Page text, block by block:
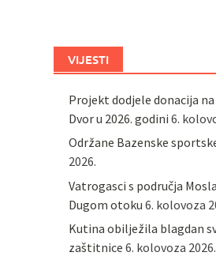
VIJESTI
Projekt dodjele donacija
Dvor u 2026. godini 6.
Održane Bazenske
2026.
Vatrogasci s područja
Dugom otoku 6. kolovoza
Kutina obilježila blagdan
zaštitnice 6. kolovoza 2026.